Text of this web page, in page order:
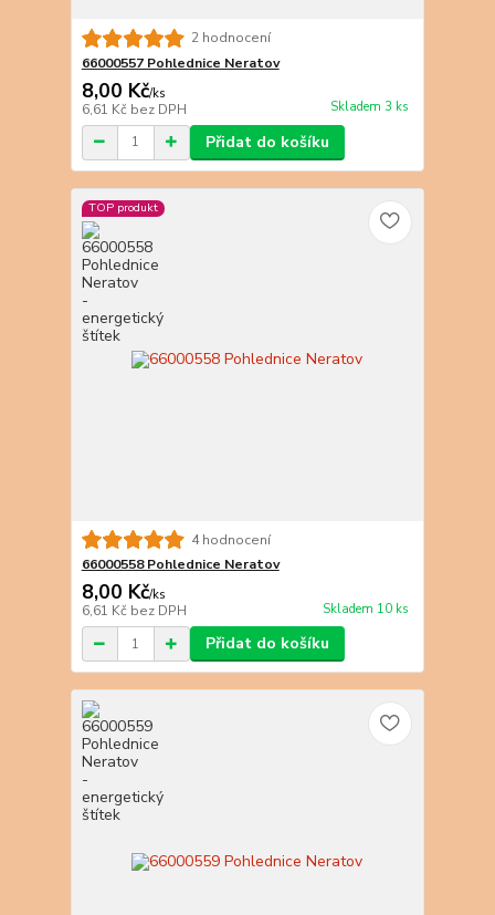
2 hodnocení
66000557 Pohlednice Neratov
8,00 Kč/ks
6,61 Kč bez DPH Skladem 3 ks
Přidat do košíku
TOP produkt
4 hodnocení
66000558 Pohlednice Neratov
8,00 Kč/ks
6,61 Kč bez DPH Skladem 10 ks
Přidat do košíku